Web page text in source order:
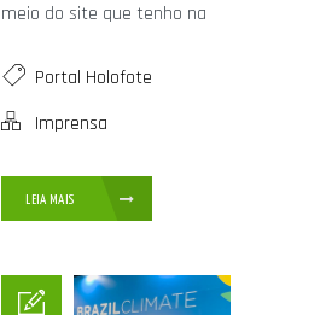
meio do site que tenho na
Portal Holofote
Imprensa
LEIA MAIS